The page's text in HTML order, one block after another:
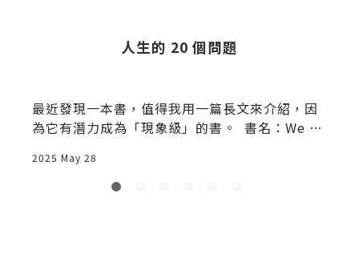
人生的 20 個問題
最近發現一本書，值得我用一篇長文來介紹，因
為它有潛力成為「現象級」的書。 ​ 書名：We Ca
2025 May 28